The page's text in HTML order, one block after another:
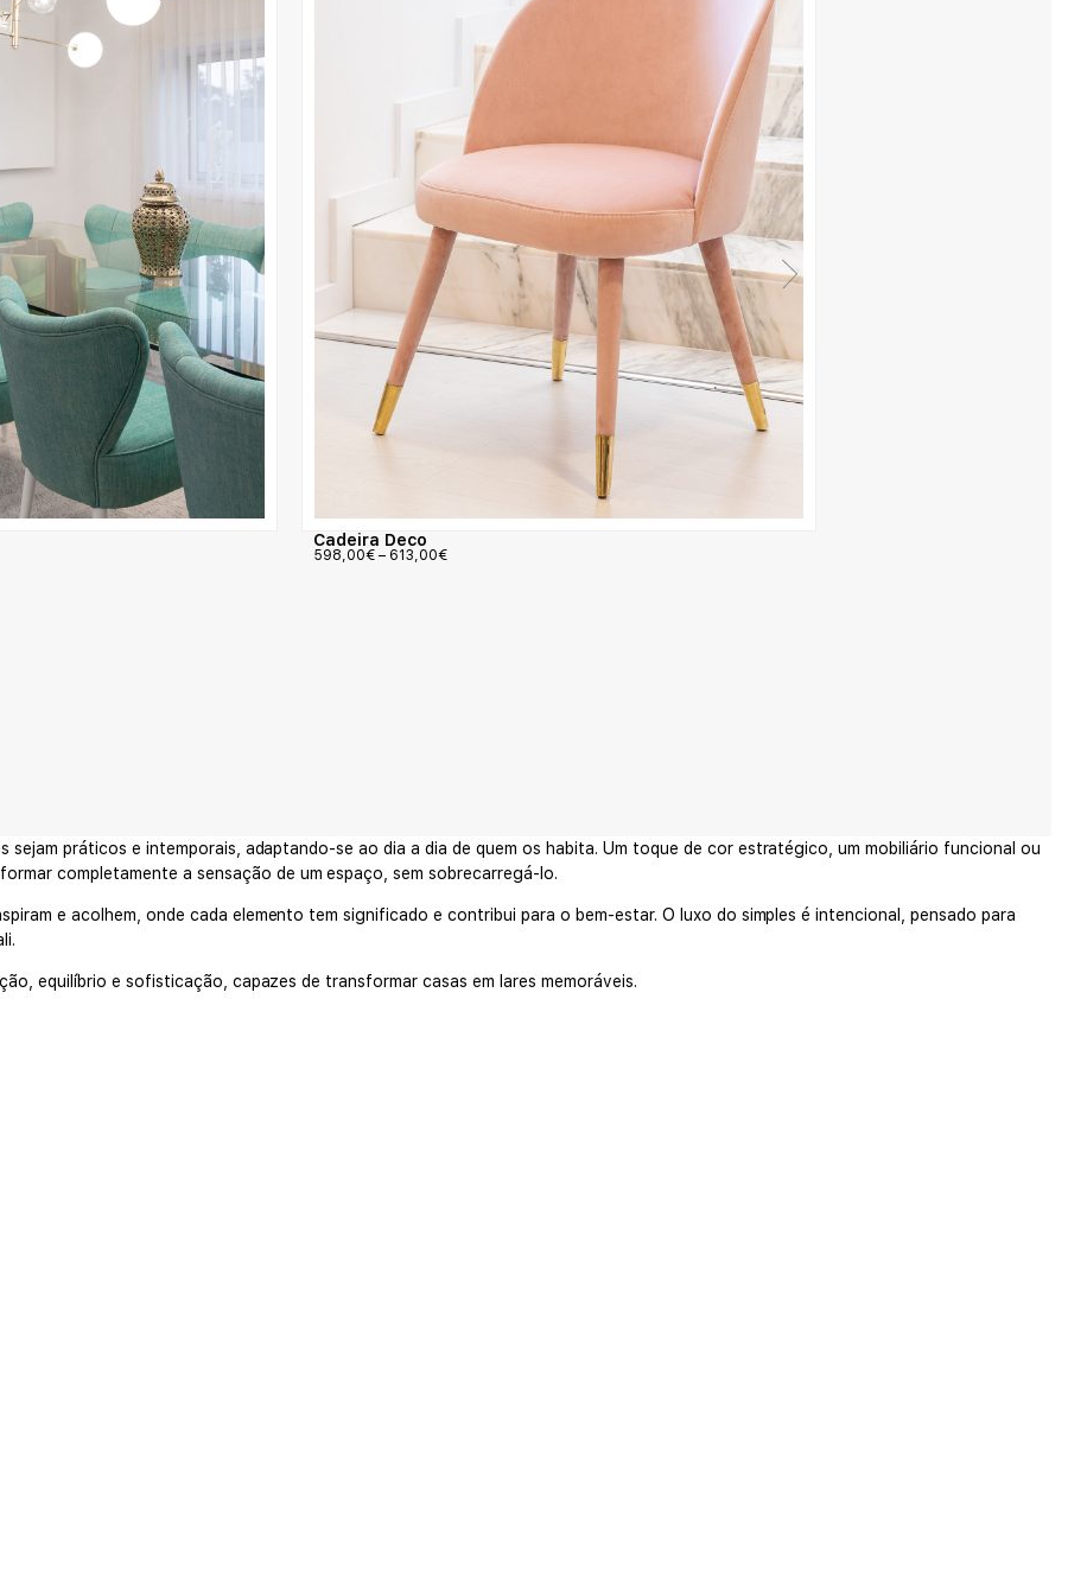
Cadeira Deco
598,00€ – 613,00€
sejam práticos e intemporais, adaptando-se ao dia a dia de quem os habita. Um toque de cor estratégico, um mobiliário funcional ou
completamente a sensação de um espaço, sem sobrecarregá-lo.
e acolhem, onde cada elemento tem significado e contribui para o bem-estar. O luxo do simples é intencional, pensado para
equilíbrio e sofisticação, capazes de transformar casas em lares memoráveis.